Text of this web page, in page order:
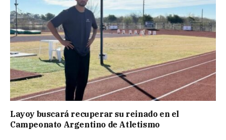
Layoy buscará recuperar su reinado en el
Campeonato Argentino de Atletismo